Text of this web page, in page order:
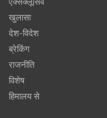
खुलासा
देश-विदेश
ब्रेकिंग
राजनीति
विशेष
हिमालय से